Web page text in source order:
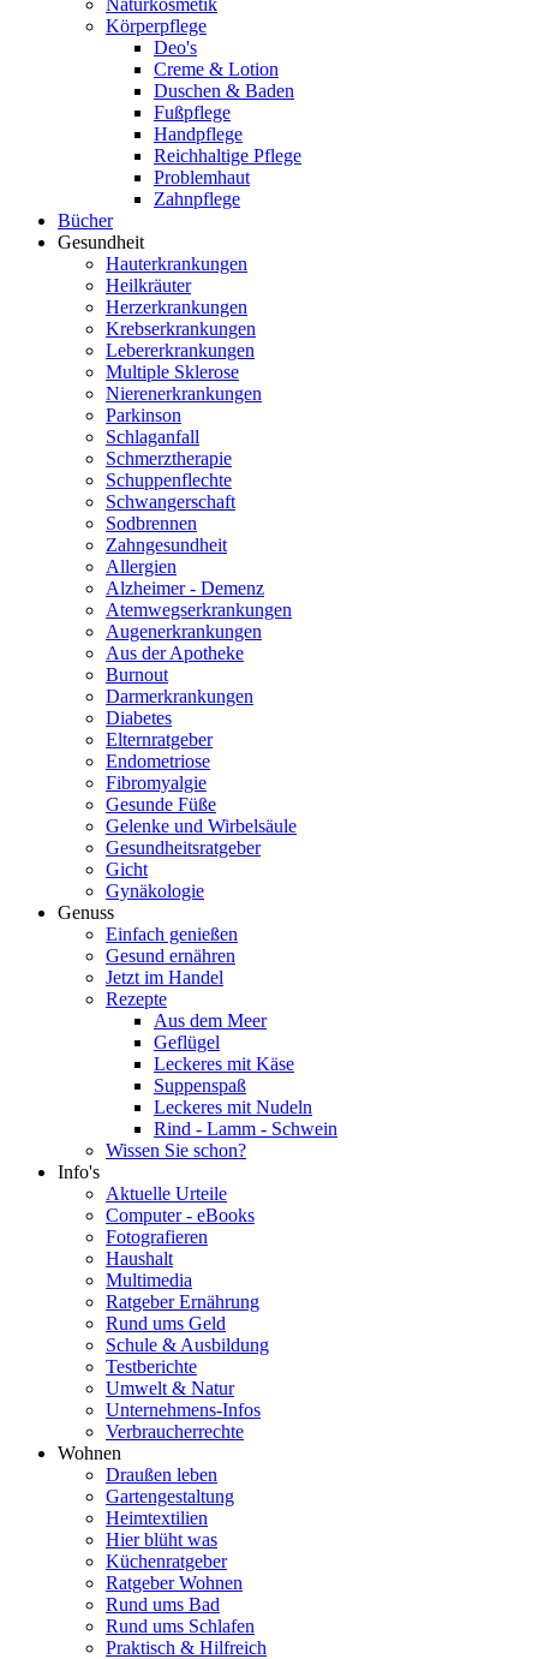
Naturkosmetik
Körperpflege
Deo's
Creme & Lotion
Duschen & Baden
Fußpflege
Handpflege
Reichhaltige Pflege
Problemhaut
Zahnpflege
Bücher
Gesundheit
Hauterkrankungen
Heilkräuter
Herzerkrankungen
Krebserkrankungen
Lebererkrankungen
Multiple Sklerose
Nierenerkrankungen
Parkinson
Schlaganfall
Schmerztherapie
Schuppenflechte
Schwangerschaft
Sodbrennen
Zahngesundheit
Allergien
Alzheimer - Demenz
Atemwegserkrankungen
Augenerkrankungen
Aus der Apotheke
Burnout
Darmerkrankungen
Diabetes
Elternratgeber
Endometriose
Fibromyalgie
Gesunde Füße
Gelenke und Wirbelsäule
Gesundheitsratgeber
Gicht
Gynäkologie
Genuss
Einfach genießen
Gesund ernähren
Jetzt im Handel
Rezepte
Aus dem Meer
Geflügel
Leckeres mit Käse
Suppenspaß
Leckeres mit Nudeln
Rind - Lamm - Schwein
Wissen Sie schon?
Info's
Aktuelle Urteile
Computer - eBooks
Fotografieren
Haushalt
Multimedia
Ratgeber Ernährung
Rund ums Geld
Schule & Ausbildung
Testberichte
Umwelt & Natur
Unternehmens-Infos
Verbraucherrechte
Wohnen
Draußen leben
Gartengestaltung
Heimtextilien
Hier blüht was
Küchenratgeber
Ratgeber Wohnen
Rund ums Bad
Rund ums Schlafen
Praktisch & Hilfreich